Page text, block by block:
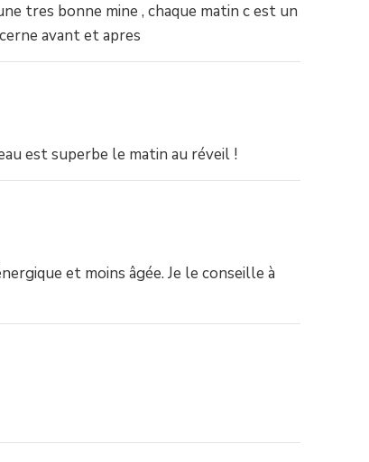
tres bonne mine , chaque matin c est un
avant et apres
est superbe le matin au réveil !
et moins âgée. Je le conseille à